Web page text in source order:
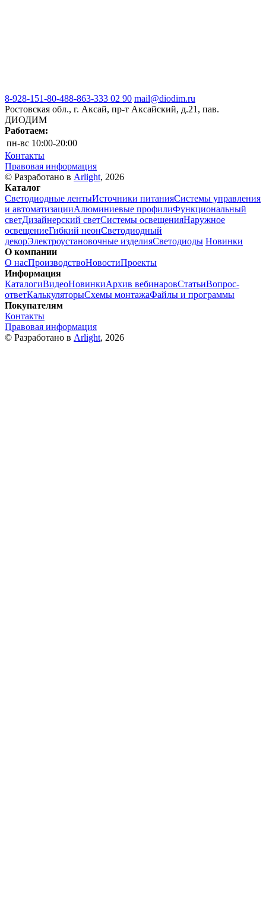
8-928-151-80-488-863-333 02 90 mail@diodim.ru
Ростовская обл., г. Аксай, пр-т Аксайский, д.21, пав.
ДИОДИМ
Работаем:
пн-вс 10:00-20:00
Контакты
Правовая информация
© Разработано в Arlight, 2026
Каталог
Светодиодные лентыИсточники питанияСистемы управления
и автоматизацииАлюминиевые профилиФункциональный
светДизайнерский светСистемы освещенияНаружное
освещениеГибкий неонСветодиодный
декорЭлектроустановочные изделияСветодиоды Новинки
О компании
О насПроизводствоНовостиПроекты
Информация
КаталогиВидеоНовинкиАрхив вебинаровСтатьиВопрос-
ответКалькуляторыСхемы монтажаФайлы и программы
Покупателям
Контакты
Правовая информация
© Разработано в Arlight, 2026